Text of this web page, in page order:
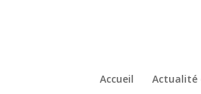
Accueil Actualité